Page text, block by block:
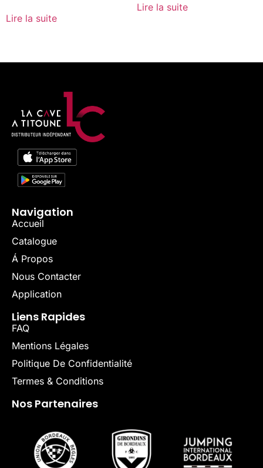
Lire la suite
Lire la suite
Navigation
Accueil
Catalogue
Á Propos
Nous Contacter
Application
Liens Rapides
FAQ
Mentions Légales
Politique De Confidentialité
Termes & Conditions
Nos Partenaires